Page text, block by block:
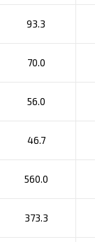
93.3
70.0
56.0
46.7
560.0
373.3